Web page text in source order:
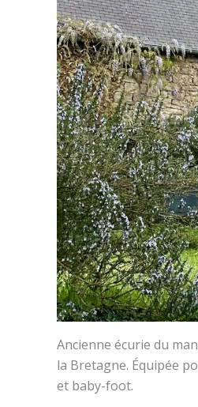
Ancienne écurie du
la Bretagne. Équipée
et baby-foot.